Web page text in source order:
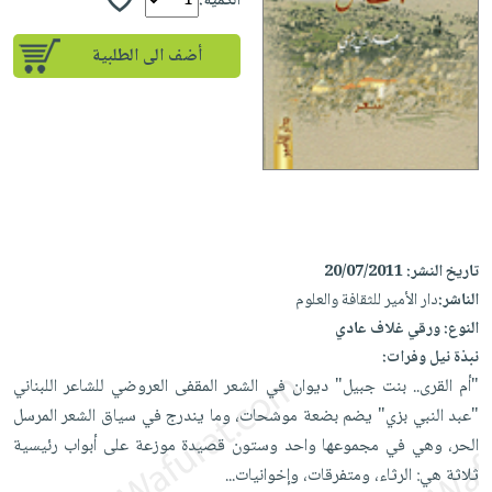
إختياراتنا
كتب
أكاديمية
صندوق
iKitab
بلا
حدود
أسئلة
على
Android
تحميل
iKitab
على
Apple
أسئلة
يتكرر
طرحها
تحميل
masmu3
على
masmu3
على
Apple
المواضيع
الأكثر
مبيعاً
إختياراتنا
وسائل
القراءة
جوائز
تعليمية
الصحة
والعناية
الشخصية
جديد
العناية
الشخصية
العناية
وتصفيف
الشعر
العناية
بالجسم
المطبخ
والسفرة
جديد
الكل
أواني
الطهي
أدوات
متجر
الهدايا
أقسام
أضف الى الطلبية
تاريخ النشر:20/07/2011
الناشر:دار الأمير للثقافة والعلوم
النوع:ورقي غلاف عادي
نبذة نيل وفرات:
"أم القرى.. بنت جبيل" ديوان في الشعر المقفى العروضي للشاعر اللبناني
"عبد النبي بزي" يضم بضعة موشحات، وما يندرج في سياق الشعر المرسل
الحر، وهي في مجموعها واحد وستون قصيدة موزعة على أبواب رئيسية
ثلاثة هي: الرثاء، ومتفرقات، وإخوانيات...